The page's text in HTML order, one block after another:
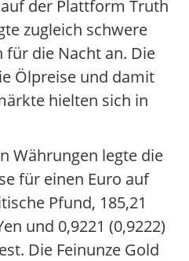
der Plattform Truth
zugleich schwere
die Nacht an. Die
Ölpreise und damit
hielten sich in
Währungen legte die
für einen Euro auf
Pfund, 185,21
und 0,9221 (0,9222)
Die Feinunze Gold